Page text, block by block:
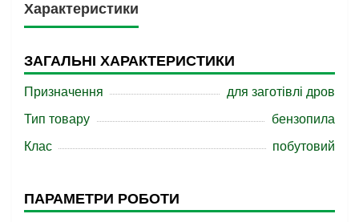
Характеристики
ЗАГАЛЬНІ ХАРАКТЕРИСТИКИ
Призначення
для заготівлі дров
Тип товару
бензопила
Клас
побутовий
ПАРАМЕТРИ РОБОТИ